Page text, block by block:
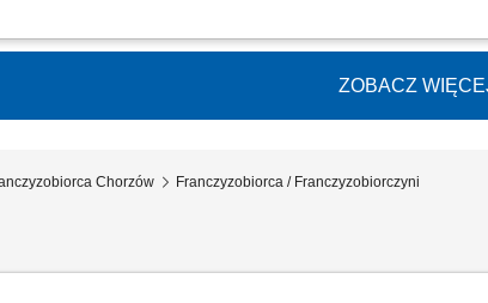
zadania: Prowadzenie własnej działalności gospodarczej w oparciu o
ZOBACZ
Chorzów Franczyzobiorca / Franczyzobiorczyni